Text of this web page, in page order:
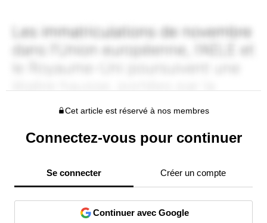
Cet article est réservé à nos membres
Connectez-vous pour continuer
Se connecter Créer un compte
Continuer avec Google